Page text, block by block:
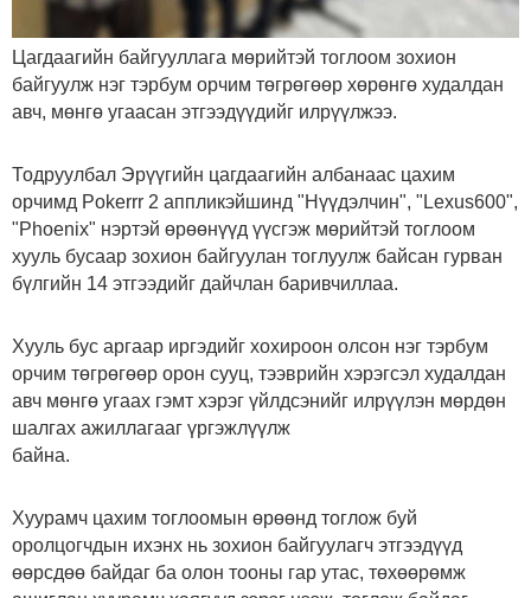
Цагдаагийн байгууллага мөрийтэй тоглоом зохион
байгуулж нэг тэрбум орчим төгрөгөөр хөрөнгө худалдан
авч, мөнгө угаасан этгээдүүдийг илрүүлжээ.
Тодруулбал Эрүүгийн цагдаагийн албанаас цахим
орчимд Pokerrr 2 аппликэйшинд "Нүүдэлчин", "Lexus600",
"Phoenix" нэртэй өрөөнүүд үүсгэж мөрийтэй тоглоом
хууль бусаар зохион байгуулан тоглуулж байсан гурван
бүлгийн 14 этгээдийг дайчлан баривчиллаа.
Хууль бус аргаар иргэдийг хохироон олсон нэг тэрбум
орчим төгрөгөөр орон сууц, тээврийн хэрэгсэл худалдан
авч мөнгө угаах гэмт хэрэг үйлдсэнийг илрүүлэн мөрдөн
шалгах ажиллагааг үргэжлүүлж
байна.
Хуурамч цахим тоглоомын өрөөнд тоглож буй
оролцогчдын ихэнх нь зохион байгуулагч этгээдүүд
өөрсдөө байдаг ба олон тооны гар утас, төхөөрөмж